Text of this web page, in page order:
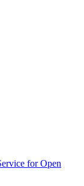
for Open